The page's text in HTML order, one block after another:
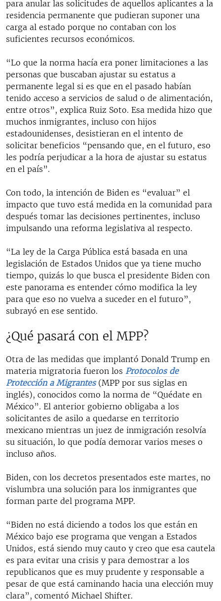
para anular las solicitudes de aquellos aplicantes a la
residencia permanente que pudieran suponer una
carga al estado porque no contaban con los
suficientes recursos económicos.
“Lo que la norma hacía era poner limitaciones a las
personas que buscaban ajustar su estatus a
permanente legal si es que en el pasado habían
tenido acceso a servicios de salud o de alimentación,
entre otros”, explica Ruiz Soto. Esa medida hizo que
muchos inmigrantes, incluso con hijos
estadounidenses, desistieran en el intento de
solicitar beneficios “pensando que, en el futuro, eso
les podría perjudicar a la hora de ajustar su estatus
en el país”.
Con todo, la intención de Biden es “evaluar” el
impacto que tuvo está medida en la comunidad para
después tomar las decisiones pertinentes, incluso
impulsando una reforma legislativa al respecto.
“La ley de la Carga Pública está basada en una
legislación de Estados Unidos que ya tiene mucho
tiempo, quizás lo que busca el presidente Biden con
este panorama es entender cómo modifica la ley
para que eso no vuelva a suceder en el futuro”,
subrayó en ese sentido.
¿Qué pasará con el MPP?
Otra de las medidas que implantó Donald Trump en
materia migratoria fueron los Protocolos de
Protección a Migrantes(MPP por sus siglas en
inglés), conocidos como la norma de “Quédate en
México”. El anterior gobierno obligaba a los
solicitantes de asilo a quedarse en territorio
mexicano mientras un juez de inmigración resolvía
su situación, lo que podía demorar varios meses o
incluso años.
Biden, con los decretos presentados este martes, no
vislumbra una solución para los inmigrantes que
forman parte del programa MPP.
“Biden no está diciendo a todos los que están en
México bajo ese programa que vengan a Estados
Unidos, está siendo muy cauto y creo que esa cautela
es para evitar una crisis y para demostrar a los
republicanos que es muy prudente y responsable a
pesar de que está caminando hacia una elección muy
clara”, comentó Michael Shifter.